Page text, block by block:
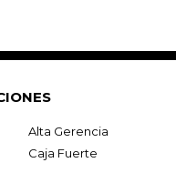
Alta Gerencia
Caja Fuerte